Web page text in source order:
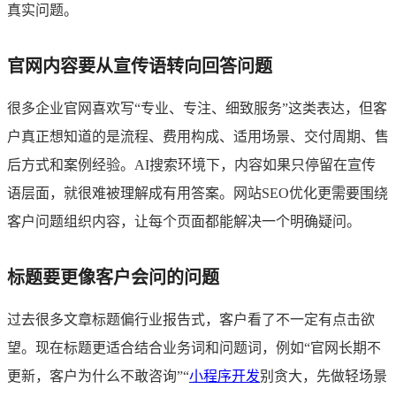
真实问题。
官网内容要从宣传语转向回答问题
很多企业官网喜欢写“专业、专注、细致服务”这类表达，但客
户真正想知道的是流程、费用构成、适用场景、交付周期、售
后方式和案例经验。AI搜索环境下，内容如果只停留在宣传
语层面，就很难被理解成有用答案。网站SEO优化更需要围绕
客户问题组织内容，让每个页面都能解决一个明确疑问。
标题要更像客户会问的问题
过去很多文章标题偏行业报告式，客户看了不一定有点击欲
望。现在标题更适合结合业务词和问题词，例如“官网长期不
更新，客户为什么不敢咨询”“小程序开发别贪大，先做轻场景